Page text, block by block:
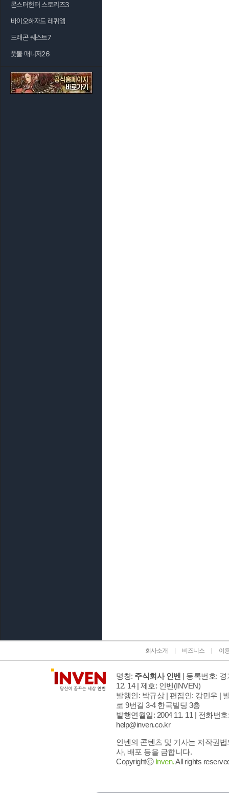
몬스터헌터 스토리즈3
바이오하자드 레퀴엠
드래곤 퀘스트7
풋볼 매니저26
회사소개 비즈니스 이
명칭: 주식회사 인벤 | 등록번호:
12. 14 | 제호: 인벤(INVEN)
발행인: 박규상 | 편집인: 강민우 |
로 9번길 3-4 한국빌딩 3층
발행연월일: 2004 11. 11 | 전화번호
help@inven.co.kr
인벤의 콘텐츠 및 기사는 저작권
사, 배포 등을 금합니다.
Copyrightⓒ Inven.All rights